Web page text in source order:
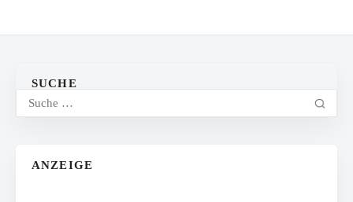
SUCHE
ANZEIGE